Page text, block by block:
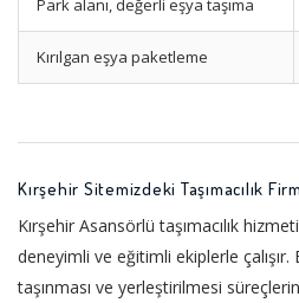
Park alanı, değerli eşya taşıma
Kırılgan eşya paketleme
Kırşehir Sitemizdeki Taşımacılık
Kırşehir Asansörlü taşımacılık
deneyimli ve eğitimli ekiplerle çalışır.
taşınması ve yerleştirilmesi